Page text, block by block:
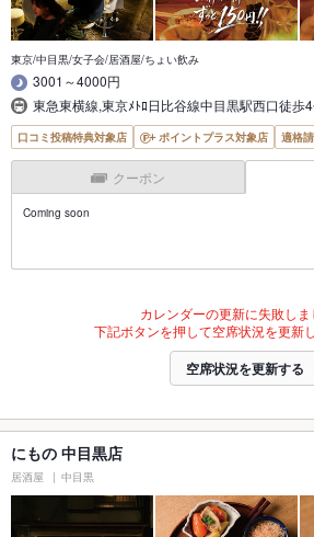
東京/中目黒/女子会/居酒屋/ちょい飲み
3001～4000円
東急東横線,東京ﾒﾄﾛ日比谷線中目黒駅西口徒歩
口コミ投稿特典対象店 ポイントプラス対象店 適格
クーポン
Coming soon
カレンダーの更新に失敗しま
下記ボタンを押して空席状況を更新
空席状況を更新する
にもの 中目黒店
居酒屋 中目黒